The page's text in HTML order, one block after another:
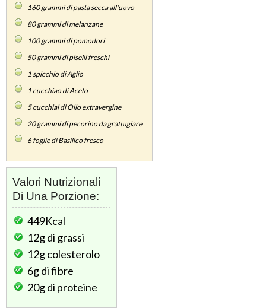
160grammi di pasta secca all'uovo
80grammi di melanzane
100grammi di pomodori
50grammi di piselli freschi
1spicchio di Aglio
1 cucchiao di Aceto
5cucchiai di Olio extravergine
20grammi di pecorino da grattugiare
6foglie di Basilico fresco
Valori Nutrizionali
Di Una Porzione:
449Kcal
12gdi grassi
12gcolesterolo
6gdi fibre
20gdi proteine